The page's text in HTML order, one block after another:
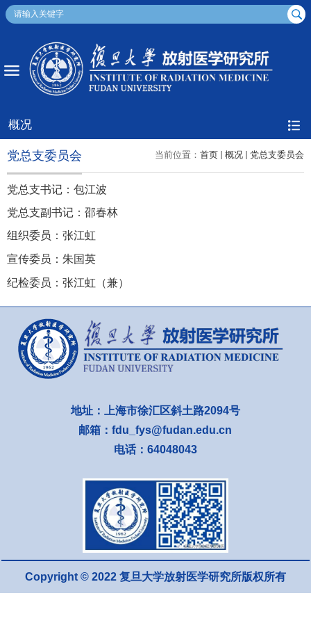
概况
当前位置： 首页 概况 党总支委员会
党总支委员会
党总支书记：包江波
党总支副书记： 邵春林
组织委员：张江虹
宣传委员：朱国英
纪检委员：张江虹（兼）
地址：上海市徐汇区斜土路2094号
邮箱：fdu_fys@fudan.edu.cn
电话：64048043
Copyright © 2022 复旦大学放射医学研究所版权所有